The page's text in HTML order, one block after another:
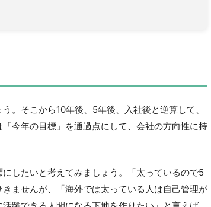
。そこから10年後、5年後、入社後と逆算して、
今年の目標」を通過点にして、会社の方向性に持
したいと考えてみましょう。「太っているので5
ませんが、「海外では太っている人は自己管理が